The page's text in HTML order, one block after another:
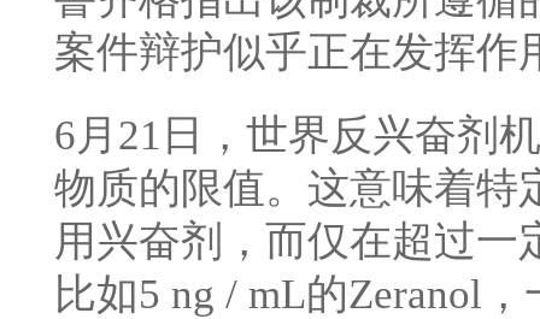
案件辩护似乎正在发挥作
6月21日，世界反兴奋剂
物质的限值。这意味着特
用兴奋剂，而仅在超过
比如5 ng / mL的Zeranol